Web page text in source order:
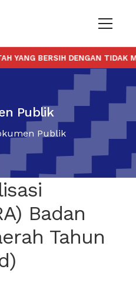
YANG BERSIH DENGAN TIDAK
Publik
Publik
Badan
Tahun